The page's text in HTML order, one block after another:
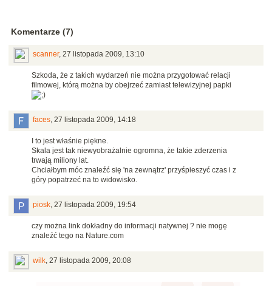
Komentarze (7)
scanner, 27 listopada 2009, 13:10
Szkoda, że z takich wydarzeń nie można przygotować relacji
filmowej, którą można by obejrzeć zamiast telewizyjnej papki
faces, 27 listopada 2009, 14:18
I to jest właśnie piękne.
Skala jest tak niewyobrażalnie ogromna, że takie zderzenia
trwają miliony lat.
Chciałbym móc znaleźć się 'na zewnątrz' przyśpieszyć czas i z
góry popatrzeć na to widowisko.
piosk, 27 listopada 2009, 19:54
czy można link dokładny do informacji natywnej ? nie mogę
znaleźć tego na Nature.com
wilk, 27 listopada 2009, 20:08